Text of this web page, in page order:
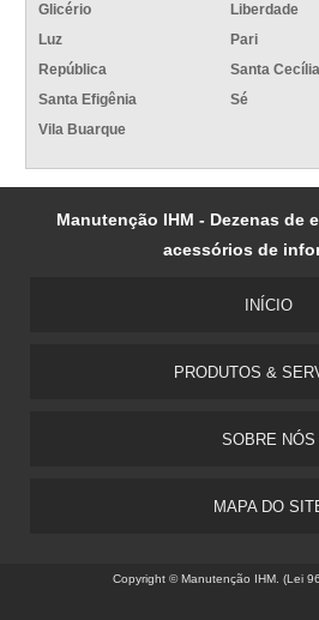
Glicério
Liberdade
Luz
Pari
República
Santa Cecília
Santa Efigênia
Sé
Vila Buarque
Manutenção IHM - Dezenas de
acessórios de
INÍCIO
PRODUTOS &
SOBRE NÓS
MAPA DO
Copyright © Manutenção IHM. (Lei